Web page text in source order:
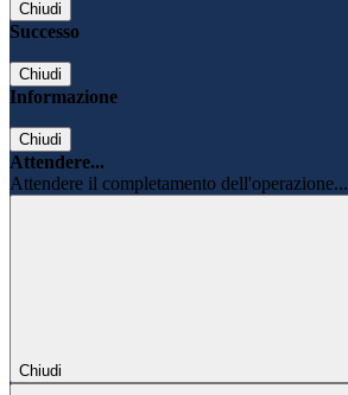
Chiudi
Successo
Chiudi
Informazione
Chiudi
Attendere...
Attendere il completamento dell'operazione...
Chiudi